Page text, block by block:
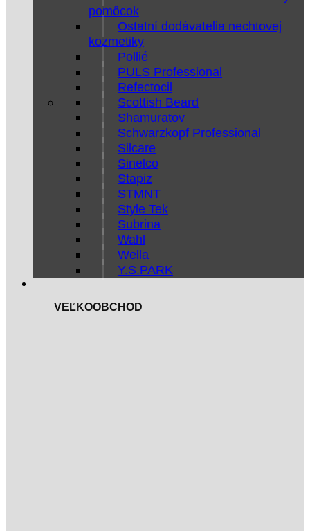
pomôcok
Ostatní dodávatelia nechtovej
kozmetiky
Pollié
PULS Professional
Refectocil
Scottish Beard
Shamuratov
Schwarzkopf Professional
Silcare
Sinelco
Stapiz
STMNT
Style Tek
Subrina
Wahl
Wella
Y.S.PARK
VEĽKOOBCHOD